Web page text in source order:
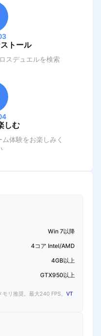
トール
スデュエルを検索
しむ
体験をお楽しみく
Win 7以降
4コア Intel/AMD
4GB以上
GTX950以上
リ推奨。最大240 FPS。 VT